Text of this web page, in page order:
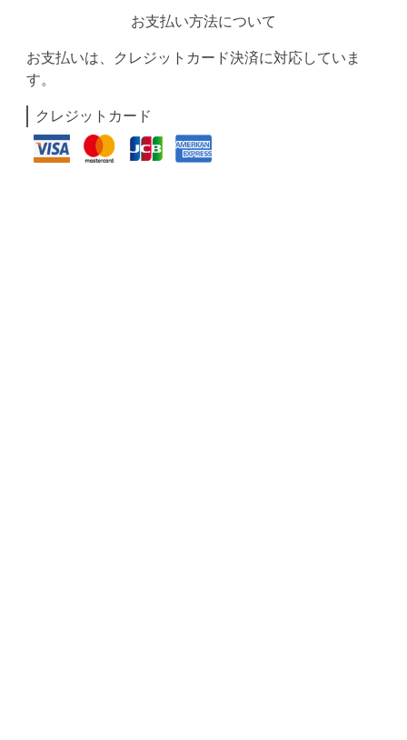
お支払い方法について
お支払いは、クレジットカード決済に対応していま
す。
クレジットカード